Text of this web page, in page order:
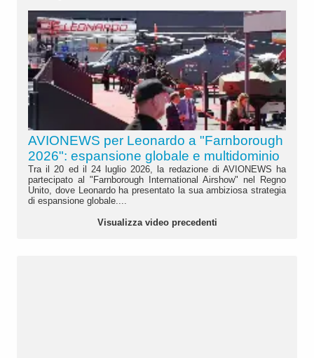
AVIONEWS per Leonardo a "Farnborough
2026": espansione globale e multidominio
Tra il 20 ed il 24 luglio 2026, la redazione di AVIONEWS ha
partecipato al "Farnborough International Airshow" nel Regno
Unito, dove Leonardo ha presentato la sua ambiziosa strategia
di espansione globale....
Visualizza video precedenti